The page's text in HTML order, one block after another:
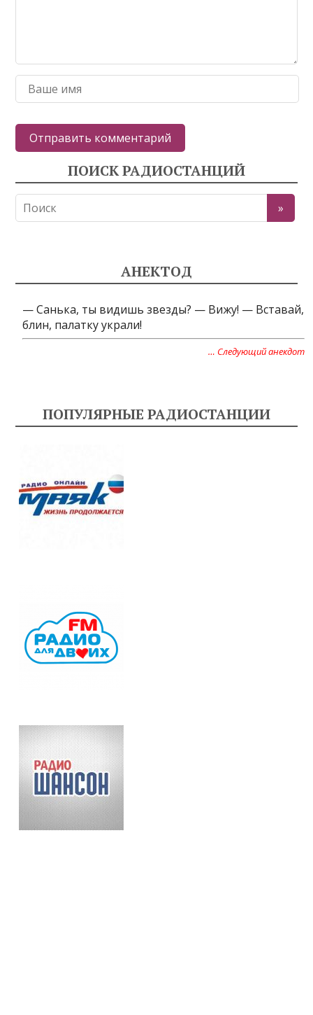
ПОИСК РАДИОСТАНЦИЙ
АНЕКТОД
— Cанька, ты видишь звезды? — Вижу! — Вставай,
блин, палатку украли!
… Следующий анекдот
ПОПУЛЯРНЫЕ РАДИОСТАНЦИИ